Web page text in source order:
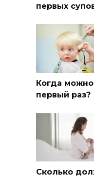
первых
Когда
первый раз?
Сколько